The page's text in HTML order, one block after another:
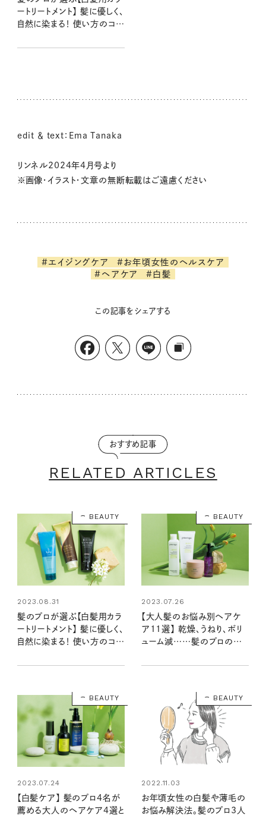
ートリートメント】 髪に優しく、
自然に染まる！ 使い方のコツ
edit ＆ text：Ema Tanaka
リンネル2024年4月号より
※画像・イラスト・文章の無断転載はご遠慮ください
#エイジングケア
#お年頃女性のヘルスケア
#ヘアケア
#白髪
この記事をシェアする
おすすめ記事
RELATED ARTICLES
BEAUTY
2023.08.31
髪のプロが選ぶ【白髪用カラ
ートリートメント】 髪に優しく、
自然に染まる！ 使い方のコツ
BEAUTY
2023.07.26
【大人髪のお悩み別ヘアケ
ア11選】 乾燥、うねり、ボリ
ューム減……髪のプロのお
BEAUTY
2023.07.24
【白髪ケア】 髪のプロ4名が
薦める大人のヘアケア4選と
BEAUTY
2022.11.03
お年頃女性の白髪や薄毛の
お悩み解決法。髪のプロ3人